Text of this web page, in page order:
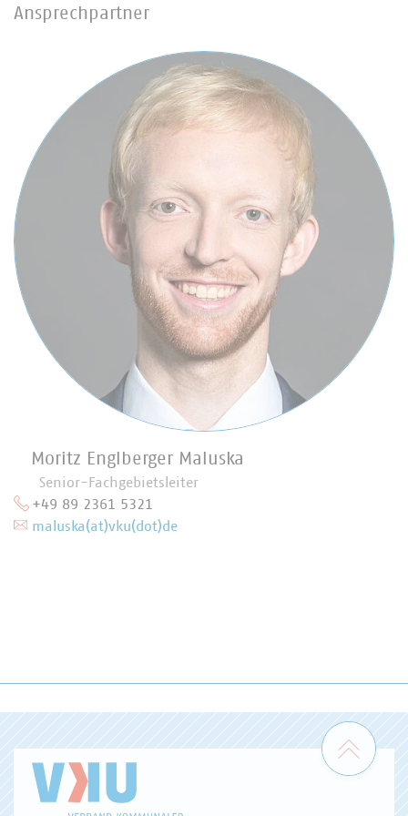
Ansprechpartner
Moritz Englberger Maluska
Senior-Fachgebietsleiter
+49 89 2361 5321
maluska(at)vku(dot)de
Zum